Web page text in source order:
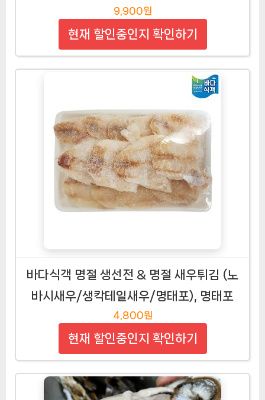
9,900원
현재 할인중인지 확인하기
바다식객 명절 생선전 & 명절 새우튀김 (노
바시새우/생칵테일새우/명태포), 명태포
4,800원
현재 할인중인지 확인하기